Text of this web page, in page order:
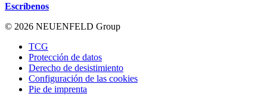
Escríbenos
© 2026 NEUENFELD Group
TCG
Protección de datos
Derecho de desistimiento
Configuración de las cookies
Pie de imprenta